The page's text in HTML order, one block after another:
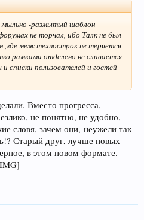
мыльно -размытый шаблон
не торчал, ибо Талк не был
меж технострок не теряется
рамками отделено не сливается
списки пользователей и гостей
Вместо прогресса,
не понятно, не удобно,
словя, зачем они, неужели так
Старый друг, лучше новых
в этом новом формате.